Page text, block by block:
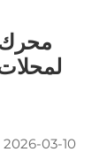
محرك
2026-03-10 18:56:51